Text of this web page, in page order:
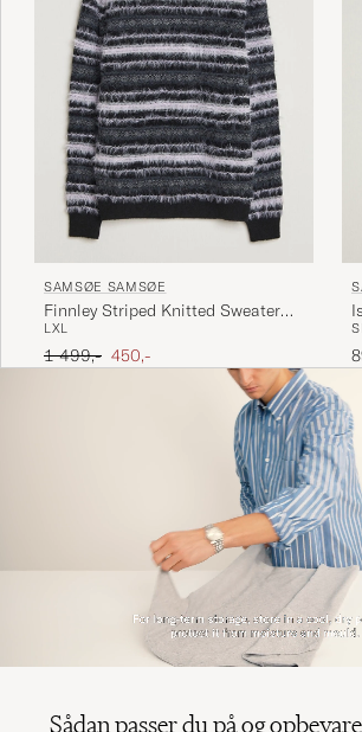
SAMSØE SAMSØE
Finnley Striped Knitted Sweater
Black Multi
LXL
Ordinary pris
1 499,- Nedsat pris
450,-
S
Sådan passer du på og